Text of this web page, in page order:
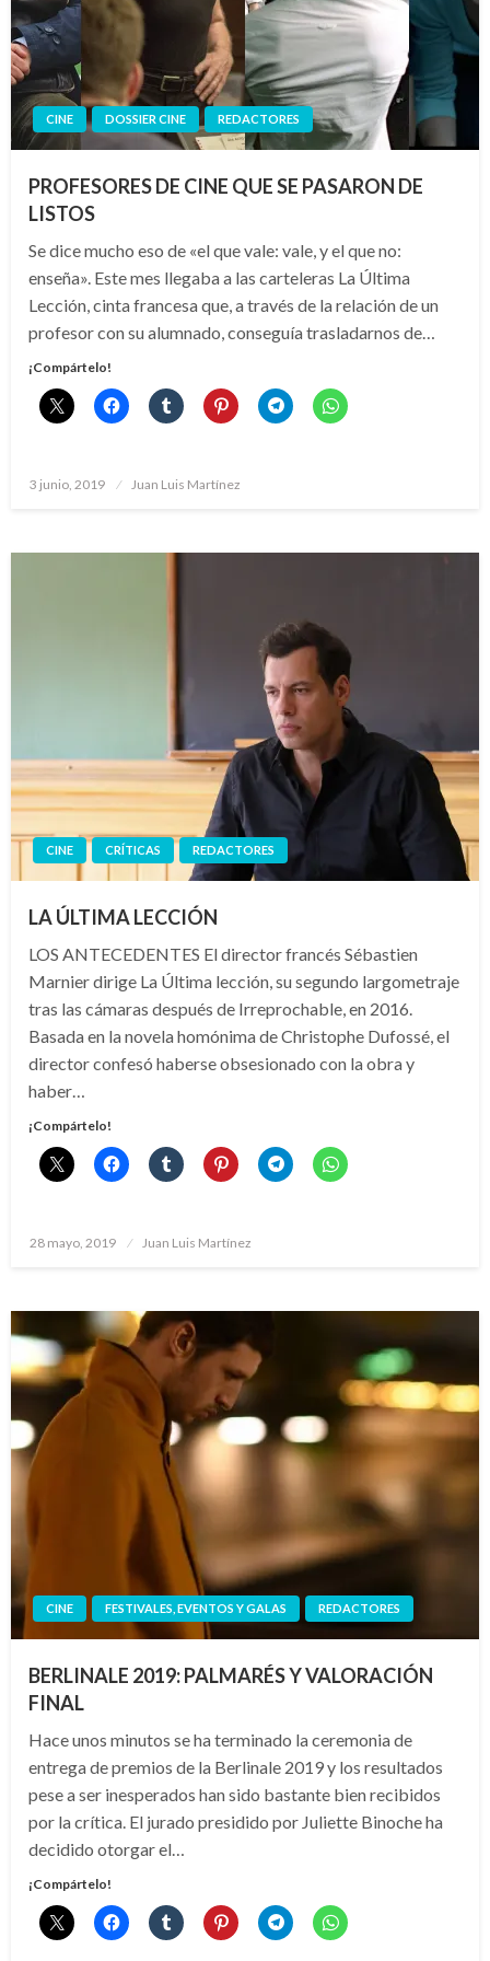
CINE DOSSIER CINE REDACTORES
PROFESORES DE CINE QUE SE PASARON DE
LISTOS
Se dice mucho eso de «el que vale: vale, y el que no:
enseña». Este mes llegaba a las carteleras La Última
Lección, cinta francesa que, a través de la relación de un
profesor con su alumnado, conseguía trasladarnos de…
¡Compártelo!
Publicado
3 junio, 2019 Juan Luis Martínez
CINE CRÍTICAS REDACTORES
LA ÚLTIMA LECCIÓN
LOS ANTECEDENTES El director francés Sébastien
Marnier dirige La Última lección, su segundo largometraje
tras las cámaras después de Irreprochable, en 2016.
Basada en la novela homónima de Christophe Dufossé, el
director confesó haberse obsesionado con la obra y
haber…
¡Compártelo!
Publicado
28 mayo, 2019 Juan Luis Martínez
CINE FESTIVALES, EVENTOS Y GALAS REDACTORES
BERLINALE 2019: PALMARÉS Y VALORACIÓN
FINAL
Hace unos minutos se ha terminado la ceremonia de
entrega de premios de la Berlinale 2019 y los resultados
pese a ser inesperados han sido bastante bien recibidos
por la crítica. El jurado presidido por Juliette Binoche ha
decidido otorgar el…
¡Compártelo!